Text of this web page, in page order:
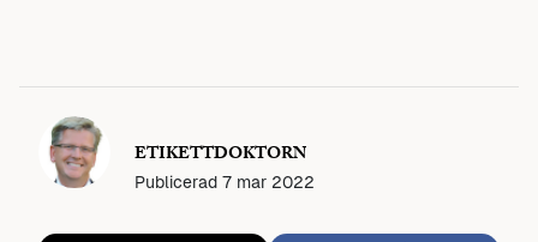
ETIKETTDOKTORN
Publicerad 7 mar 2022